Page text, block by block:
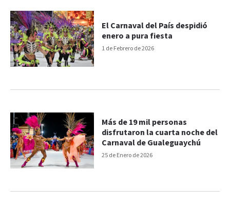
1 de Febrero de 2026
El Carnaval del País despidió
enero a pura fiesta
25 de Enero de 2026
Más de 19 mil personas
disfrutaron la cuarta noche del
Carnaval de Gualeguaychú